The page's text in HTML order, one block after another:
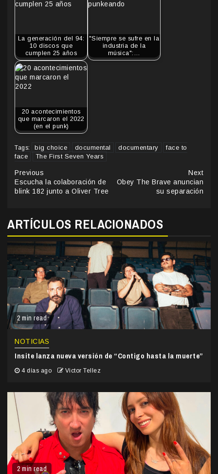
La generación del 94:
10 discos que
cumplen 25 años
"Siempre se sufre en la
industria de la
música":…
20 acontecimientos
que marcaron el 2022
(en el punk)
Tags: big choice documental documentary
face to
face
The First Seven Years
Continue
Reading
Previous
Escucha la colaboración de
blink 182 junto a Oliver Tree
Next
Obey The Brave anuncian
su separación
ARTÍCULOS RELACIONADOS
2 min read
NOTICIAS
Insite lanza nueva versión de “Contigo hasta la muerte”
4 días ago Victor Tellez
2 min read